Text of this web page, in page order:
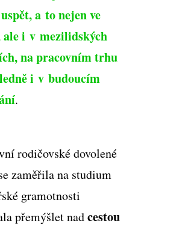
a to nejen ve
ale i v mezilidských
na pracovním trhu
i v budoucím
.
rodičovské dovolené
zaměřila na studium
gramotnosti
přemýšlet nadcestou